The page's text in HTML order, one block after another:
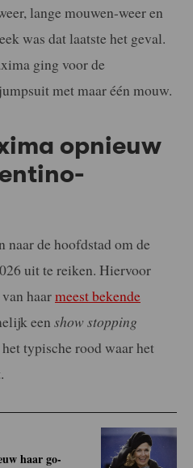
lange mouwen-weer en
was dat laatste het geval.
ging voor de
met maar één mouw.
opnieuw
de hoofdstad om de
uit te reiken. Hiervoor
haarmeest bekende
een show stopping
typische rood waar het
haar go-